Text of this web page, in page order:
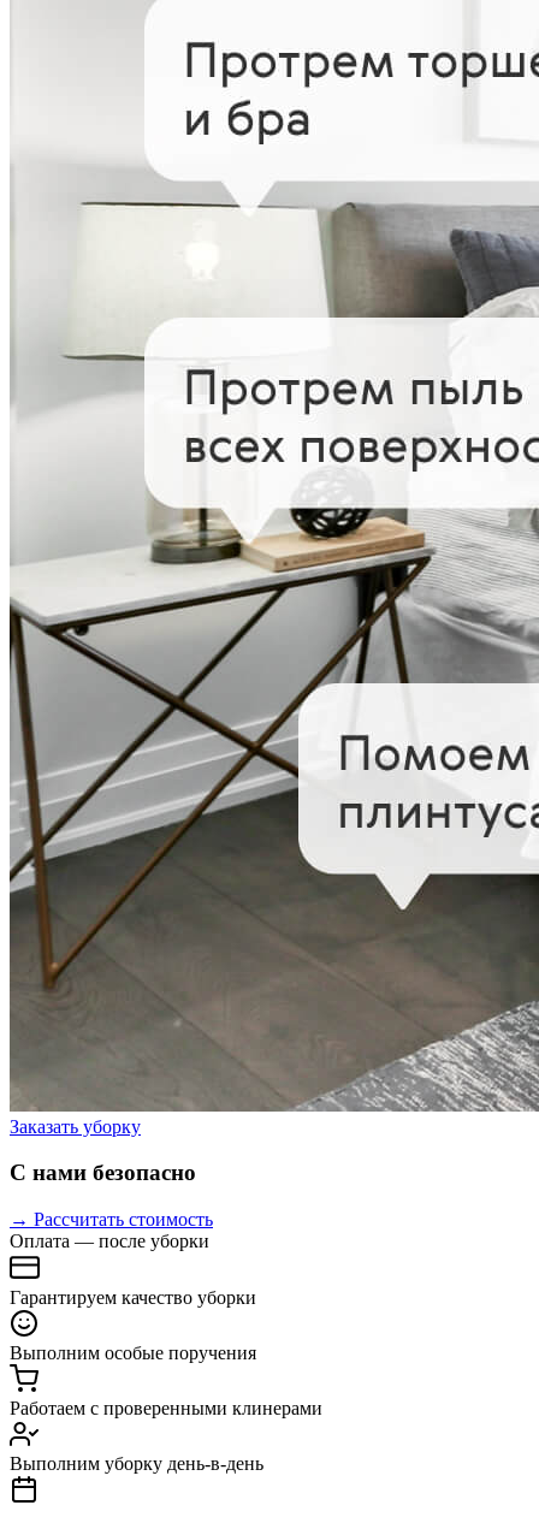
Заказать уборку
С нами безопасно
→ Рассчитать стоимость
Оплата — после уборки
Гарантируем качество уборки
Выполним особые поручения
Работаем с проверенными клинерами
Выполним уборку день-в-день